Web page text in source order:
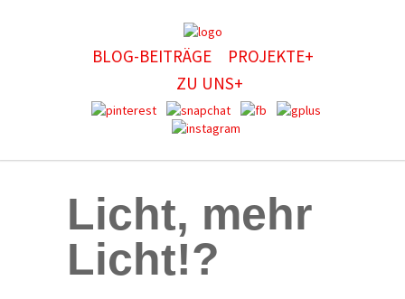
BLOG-BEITRÄGE
PROJEKTE+
ZU UNS+
Licht, mehr
Licht!?